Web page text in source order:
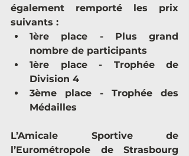
également remporté les prix
suivants :
1ère place - Plus grand
nombre de participants
1ère place - Trophée de
Division 4
3ème place - Trophée des
Médailles
L’Amicale Sportive de
l’Eurométropole de Strasbourg